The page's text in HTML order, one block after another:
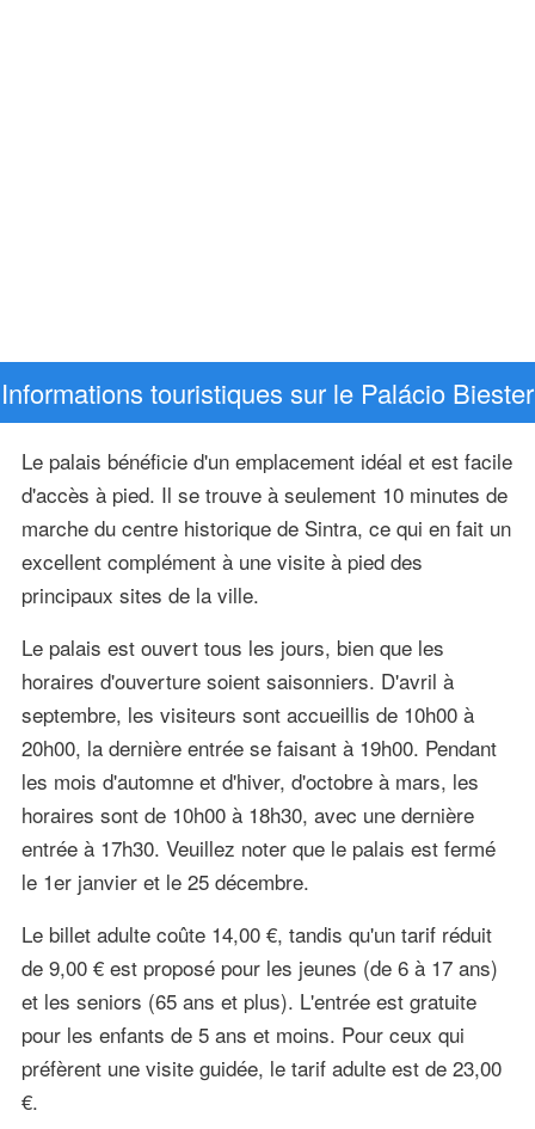
Informations touristiques sur le Palácio Biester
Le palais bénéficie d'un emplacement idéal et est facile
d'accès à pied. Il se trouve à seulement 10 minutes de
marche du centre historique de Sintra, ce qui en fait un
excellent complément à une visite à pied des
principaux sites de la ville.
Le palais est ouvert tous les jours, bien que les
horaires d'ouverture soient saisonniers. D'avril à
septembre, les visiteurs sont accueillis de 10h00 à
20h00, la dernière entrée se faisant à 19h00. Pendant
les mois d'automne et d'hiver, d'octobre à mars, les
horaires sont de 10h00 à 18h30, avec une dernière
entrée à 17h30. Veuillez noter que le palais est fermé
le 1er janvier et le 25 décembre.
Le billet adulte coûte 14,00 €, tandis qu'un tarif réduit
de 9,00 € est proposé pour les jeunes (de 6 à 17 ans)
et les seniors (65 ans et plus). L'entrée est gratuite
pour les enfants de 5 ans et moins. Pour ceux qui
préfèrent une visite guidée, le tarif adulte est de 23,00
€.